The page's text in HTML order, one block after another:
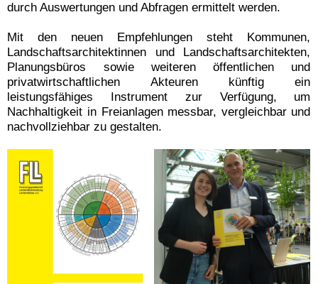
durch Auswertungen und Abfragen ermittelt werden.
Mit den neuen Empfehlungen steht Kommunen,
Landschaftsarchitektinnen und Landschaftsarchitekten,
Planungsbüros sowie weiteren öffentlichen und
privatwirtschaftlichen Akteuren künftig ein
leistungsfähiges Instrument zur Verfügung, um
Nachhaltigkeit in Freianlagen messbar, vergleichbar und
nachvollziehbar zu gestalten.